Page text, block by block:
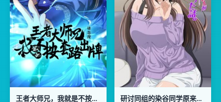
王者大师兄，我就是不按套路出牌 研讨同组的染谷同学原来是女优这事